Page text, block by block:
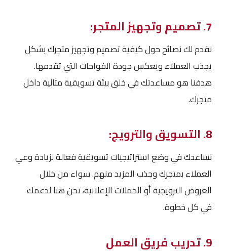
7. تصميم وتجهيز المتجر:
نقدم لك نصائح حول كيفية تصميم وتجهيز متجرك بشكل
يجذب العملاء ويعكس جودة الفواحات التي تقدمها.
هدفنا هو مساعدتك في خلق بيئة تسويقية مثالية داخل
متجرك.
8. التسويق والترويج:
نساعدك في وضع استراتيجيات تسويقية فعالة لزيادة وعي
العملاء بمتجرك وجذب المزيد منهم. سواء من خلال
العروض الترويجية أو الحملات الإعلانية، نحن هنا لدعمك
في كل خطوة.
9. تدريب فريق العمل